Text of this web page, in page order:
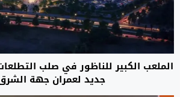
الملعب الكبير للناظور في صلب
جديد لعمران جهة